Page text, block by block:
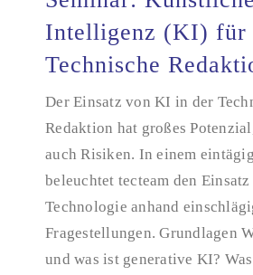
Seminar: Künstliche
Intelligenz (KI) für
Technische
Der Einsatz von KI in der
Redaktion hat großes
auch Risiken. In einem
beleuchtet tecteam den
Technologie anhand
Fragestellungen. Grundlagen
und was ist generative KI?